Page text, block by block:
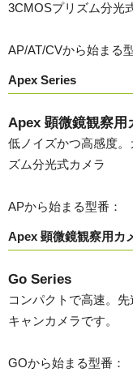
3CMOSプリズム分光
AP/AT/CVから始まる
Apex Series
Apex 顕微鏡観察用
低ノイズかつ高感度
ズム分光式カメラ
APから始まる型番：
Apex 顕微鏡観察用カ
Go Series
コンパクトで高速。
キャンカメラです。
GOから始まる型番：